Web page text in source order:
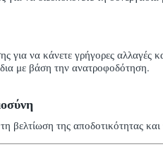
για να κάνετε γρήγορες αλλαγές
με βάση την ανατροφοδότηση.
βελτίωση της αποδοτικότητας